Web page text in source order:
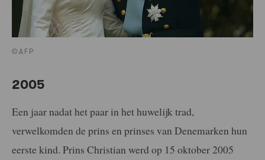
©AFP
2005
Een jaar nadat het paar in het huwelijk trad,
verwelkomden de prins en prinses van Denemarken hun
eerste kind. Prins Christian werd op 15 oktober 2005